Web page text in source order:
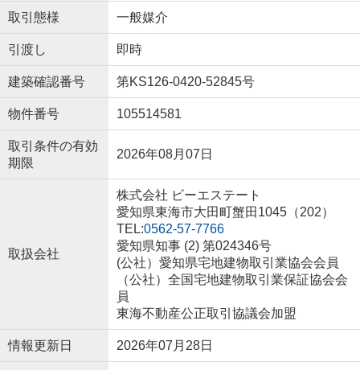
取引態様 一般媒介
引渡し 即時
建築確認番号 第KS126-0420-52845号
物件番号 105514581
取引条件の有効
期限
2026年08月07日
取扱会社
株式会社 ビーエステート
愛知県東海市大田町蟹田1045（202）
TEL:0562-57-7766
愛知県知事 (2) 第024346号
(公社）愛知県宅地建物取引業協会会員
（公社）全国宅地建物取引業保証協会会
員
東海不動産公正取引協議会加盟
情報更新日 2026年07月28日